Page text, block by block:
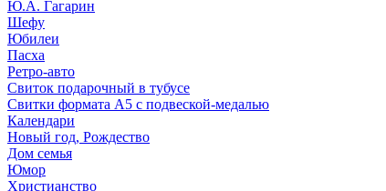
Ю.А. Гагарин
Шефу
Юбилеи
Пасха
Ретро-авто
Свиток подарочный в тубусе
Свитки формата А5 с подвеской-медалью
Календари
Новый год, Рождество
Дом семья
Юмор
Христианство